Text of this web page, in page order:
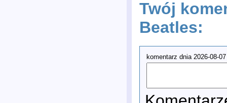
Twój
Beatles:
komentarz dnia 2026-08-